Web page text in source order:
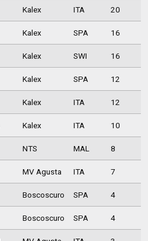
Kalex ITA 20
Kalex SPA 16
Kalex SWI 16
Kalex SPA 12
Kalex ITA 12
Kalex ITA 10
NTS MAL 8
MV Agusta ITA 7
Boscoscuro SPA 4
Boscoscuro SPA 4